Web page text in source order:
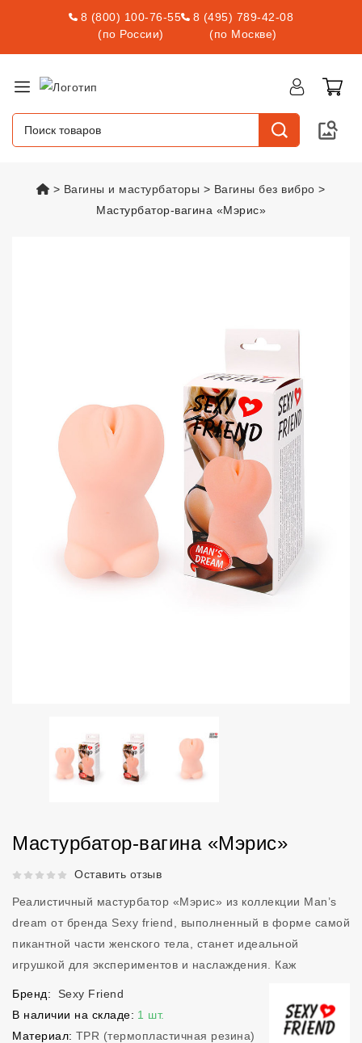
8 (800) 100-76-55
(по России)
8 (495) 789-42-08
(по Москве)
vsexshop.ru
Вагины и мастурбаторы
Вагины без вибро
Мастурбатор-вагина «Мэрис»
Мастурбатор-вагина «Мэрис»
Рейтинг 5 из 5.Оставить отзыв
Реалистичный мастурбатор «Мэрис» из коллекции Man’s
dream от бренда Sexy friend, выполненный в форме самой
пикантной части женского тела, станет идеальной
игрушкой для экспериментов и наслаждения. Каж
Бренд:
Sexy Friend
В наличии на складе: 1 шт.
Материал: TPR (термопластичная резина)